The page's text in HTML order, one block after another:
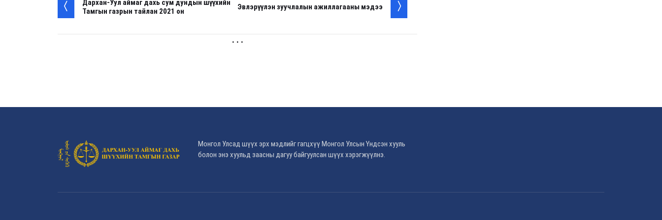
Дархан-Уул аймаг дахь сум дундын шүүхийн
Тамгын газрын тайлан 2021 он
Эвлэрүүлэн зуучлалын ажиллагааны мэдээ
. . .
Монгол Улсад шүүх эрх мэдлийг гагцхүү Монгол Улсын Үндсэн хууль
болон энэ хуульд заасны дагуу байгуулсан шүүх хэрэгжүүлнэ.